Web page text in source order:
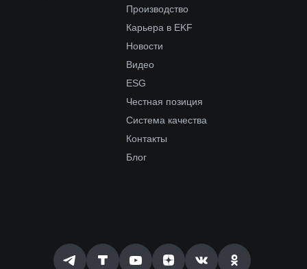
Производство
Карьера в EKF
Новости
Видео
ESG
Честная позиция
Система качества
Контакты
Блог